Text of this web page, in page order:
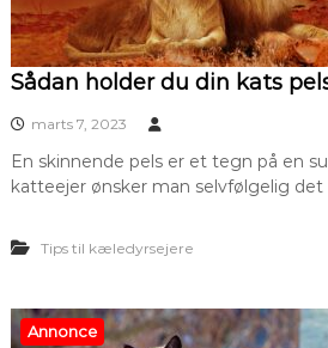
Sådan holder du din kats
marts 7, 2023
En skinnende pels er et tegn på en
katteejer ønsker man selvfølgelig det
Tips til kæledyrsejere
Annonce